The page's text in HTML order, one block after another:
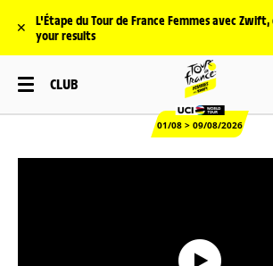
✕
L'Étape du Tour de France Femmes avec Zwift,
your results
CLUB
01/08 > 09/08/2026